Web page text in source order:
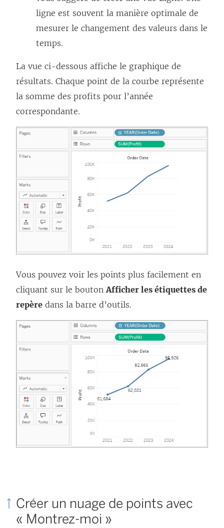
ligne est souvent la manière optimale de
mesurer le changement des valeurs dans le
temps.
La vue ci-dessous affiche le graphique de
résultats. Chaque point de la courbe représente
la somme des profits pour l’année
correspondante.
Vous pouvez voir les points plus facilement en
cliquant sur le boutonAfficher les étiquettes de
repère dans la barre d’outils.
Créer un nuage de points avec
« Montrez-moi »